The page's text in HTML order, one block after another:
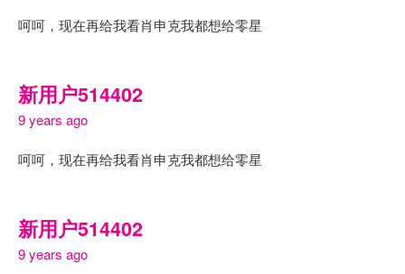
呵呵，现在再给我看肖申克我都想给零星
新用户514402
9 years ago
呵呵，现在再给我看肖申克我都想给零星
新用户514402
9 years ago